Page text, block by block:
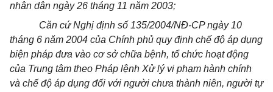
nhân dân ngày 26 tháng 11 năm 2003;
Căn cứ Nghị định số 135/2004/NĐ-CP ngày 10
tháng 6 năm 2004 của Chính phủ quy định chế độ áp dụng
biện pháp đưa vào cơ sở chữa bệnh, tổ chức hoạt động
của Trung tâm theo Pháp lệnh Xử lý vi phạm hành chính
và chế độ áp dụng đối với người chưa thành niên, người tự